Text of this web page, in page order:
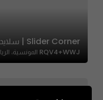
Slider Corner | سلايدر كورنر
RQV4+WWJ المونسية، الرياض السعودية